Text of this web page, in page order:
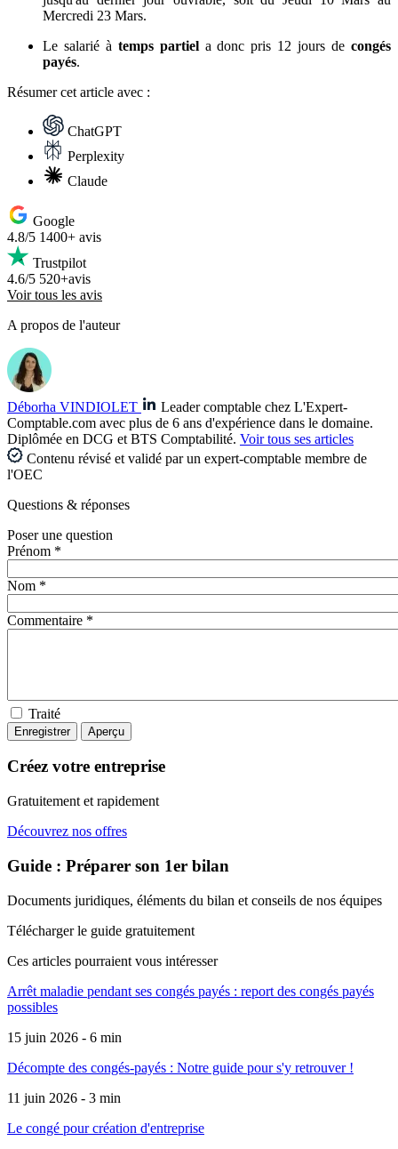
Mercredi 23 Mars.
Le salarié à temps partiela donc pris 12 jours decongés
payés.
Résumercet article avec :
ChatGPT
Perplexity
Claude
Google
4.8/5 1400+ avis
Trustpilot
4.6/5 520+avis
Voir tous les avis
A propos de l'auteur
Déborha VINDIOLET
Leader comptable chez L'Expert-
Comptable.com avec plus de 6 ans d'expérience dans le domaine.
Diplômée en DCG et BTS Comptabilité. Voir tous ses articles
Contenu révisé et validé par un expert-comptable membre de
l'OEC
Questions & réponses
Poser une question
Prénom *
Nom *
Commentaire *
Traité
Créez votre entreprise
Gratuitement et rapidement
Découvrez nos offres
Guide : Préparer son 1er bilan
Documents juridiques, éléments du bilan et conseils de nos équipes
Télécharger le guide gratuitement
Ces articles pourraient vous intéresser
Arrêt maladie pendant ses congés payés : report des congés payés
possibles
15 juin 2026 - 6 min
Décompte des congés-payés : Notre guide pour s'y retrouver !
11 juin 2026 - 3 min
Le congé pour création d'entreprise